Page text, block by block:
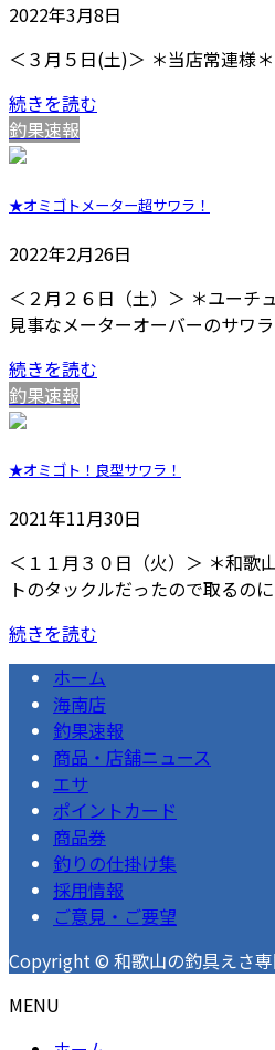
2022年3月8日
＜３月５日(土)＞ ＊当店常連様
続きを読む
釣果速報
★オミゴトメーター超サワラ！
2022年2月26日
＜２月２６日（土）＞ ＊ユーチ
見事なメーターオーバーのサ
続きを読む
釣果速報
★オミゴト！良型サワラ！
2021年11月30日
＜１１月３０日（火）＞ ＊和歌
トのタックルだったので取るの
続きを読む
ホーム
海南店
釣果速報
商品・店舗ニュース
エサ
ポイントカード
商品券
釣りの仕掛け集
採用情報
ご意見・ご要望
Copyright © 和歌山の釣具えさ
MENU